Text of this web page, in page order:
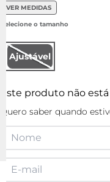
VER MEDIDAS
Ajustável
Este produto não
Quero saber quando